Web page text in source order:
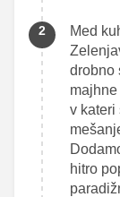
Med
drobno
v kateri
hitro